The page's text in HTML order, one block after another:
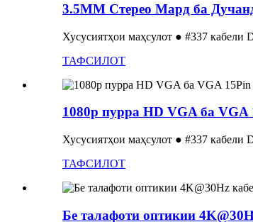
3.5MM Стерео Мард ба
Хусусиятҳои маҳсулот ● #337
ТАФСИЛОТ
1080p пурра HD VGA ба
Хусусиятҳои маҳсулот ● #337
ТАФСИЛОТ
Бе талафоти оптикии